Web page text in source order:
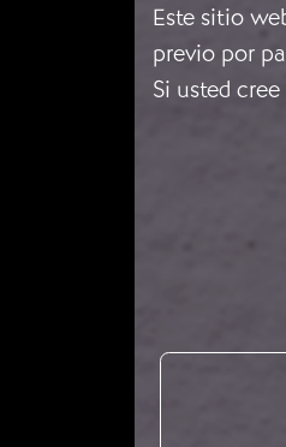
Este sitio
previo por
Si usted